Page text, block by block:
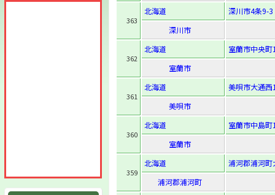
363
北海道
深川市4条9-3
深川市
362
北海道
室蘭市中央
室蘭市
361
北海道
美唄市大通
美唄市
360
北海道
室蘭市中島
室蘭市
359
北海道
浦河郡浦河
浦河郡浦河町